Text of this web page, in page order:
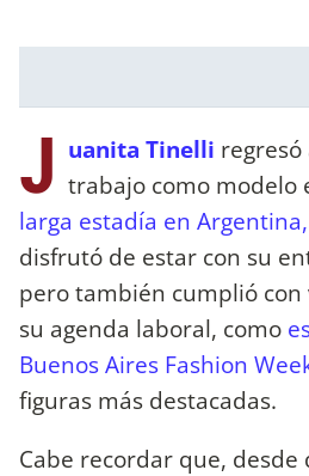
J uanita Tinelli
trabajo como modelo
larga estadía en Argentina,
disfrutó de estar con su
pero también cumplió con
su agenda laboral, como
Buenos Aires Fashion
figuras más destacadas.
Cabe recordar que, desde